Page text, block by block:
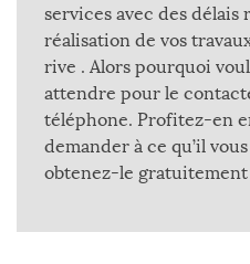
services avec des délais
réalisation de vos
rive . Alors pourquoi
attendre pour le
téléphone. Profitez-en
demander à ce qu’il
obtenez-le gratuitement